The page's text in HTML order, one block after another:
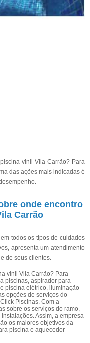
vinil Vila Carrão? Para
das ações mais indicadas é
onde encontro
Carrão
todos os tipos de cuidados
apresenta um atendimento
de seus clientes.
vinil Vila Carrão? Para
piscinas, aspirador para
piscina elétrico, iluminação
opções de serviços do
Piscinas. Com a
sobre os serviços do ramo,
Assim, a empresa
os maiores objetivos da
piscina e aquecedor